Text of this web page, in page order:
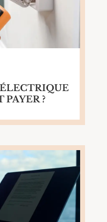
PAYER ?